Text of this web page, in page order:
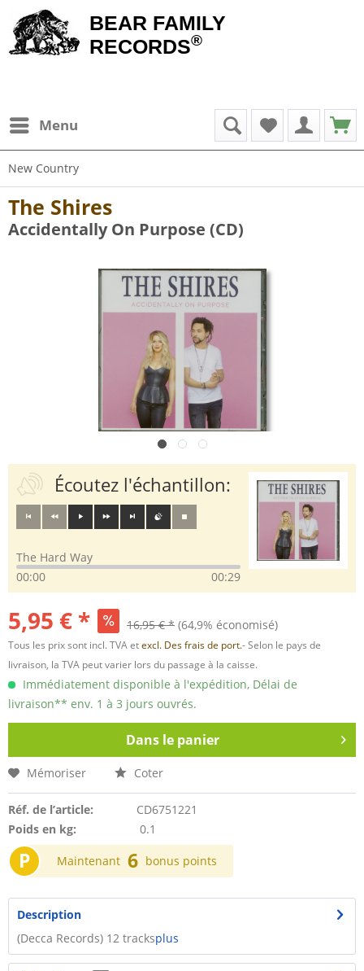
BEAR FAMILY
RECORDS®
Menu
New Country
The Shires
Accidentally On Purpose (CD)
Écoutez l'échantillon:
The Hard Way
00:00
00:29
5,95 € * 16,95 € * (64,9% économisé)
Tous les prix sont incl. TVA etexcl. Des frais de port.- Selon le pays de
livraison, la TVA peut varier lors du passage à la caisse.
Immédiatement disponible à l'expédition, Délai de
livraison** env. 1 à 3 jours ouvrés.
Dans le panier
Mémoriser Coter
Réf. de l’article:
CD6751221
Poids en kg:
0.1
P Maintenant 6 bonus points
Description
(Decca Records) 12 tracksplus